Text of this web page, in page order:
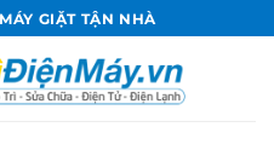
GIẶT TẬN NHÀ